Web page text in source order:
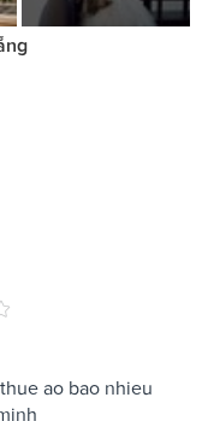
ao bao nhieu